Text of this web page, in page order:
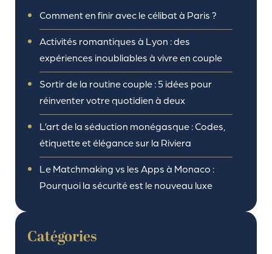
Comment en finir avec le célibat à Paris ?
Activités romantiques à Lyon : des
expériences inoubliables à vivre en couple
Sortir de la routine couple : 5 idées pour
réinventer votre quotidien à deux
L’art de la séduction monégasque : Codes,
étiquette et élégance sur la Riviera
Le Matchmaking vs les Apps à Monaco :
Pourquoi la sécurité est le nouveau luxe
Catégories